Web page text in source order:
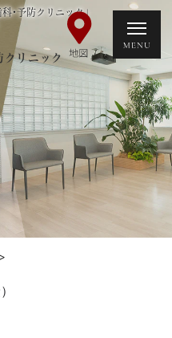
･予防クリニック」
クリニック
>